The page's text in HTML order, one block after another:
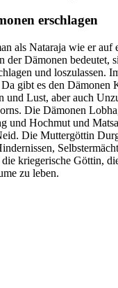
erschlagen
als Nataraja wie er auf
der Dämonen bedeutet,
und loszulassen.
gibt es den Dämonen
und Lust, aber auch
Die Dämonen
und Hochmut und
Die Muttergöttin
kriegerische Göttin,
zu leben.